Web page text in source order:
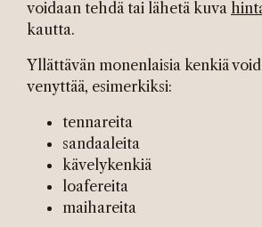
voidaan tehdä tai lähetä kuva
kautta.
Yllättävän monenlaisia kenkiä
venyttää, esimerkiksi:
tennareita
sandaaleita
kävelykenkiä
loafereita
maihareita